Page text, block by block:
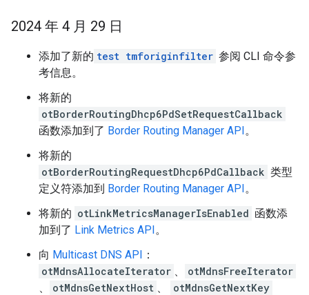
2024 年 4 月 29 日
添加了新的 test tmforiginfilter 参阅 CLI 命令参
考信息。
将新的
otBorderRoutingDhcp6PdSetRequestCallback
函数添加到了 Border Routing Manager API。
将新的
otBorderRoutingRequestDhcp6PdCallback 类型
定义符添加到 Border Routing Manager API。
将新的 otLinkMetricsManagerIsEnabled 函数添
加到了 Link Metrics API。
向 Multicast DNS API ：
otMdnsAllocateIterator 、
otMdnsFreeIterator
、
otMdnsGetNextHost 、
otMdnsGetNextKey